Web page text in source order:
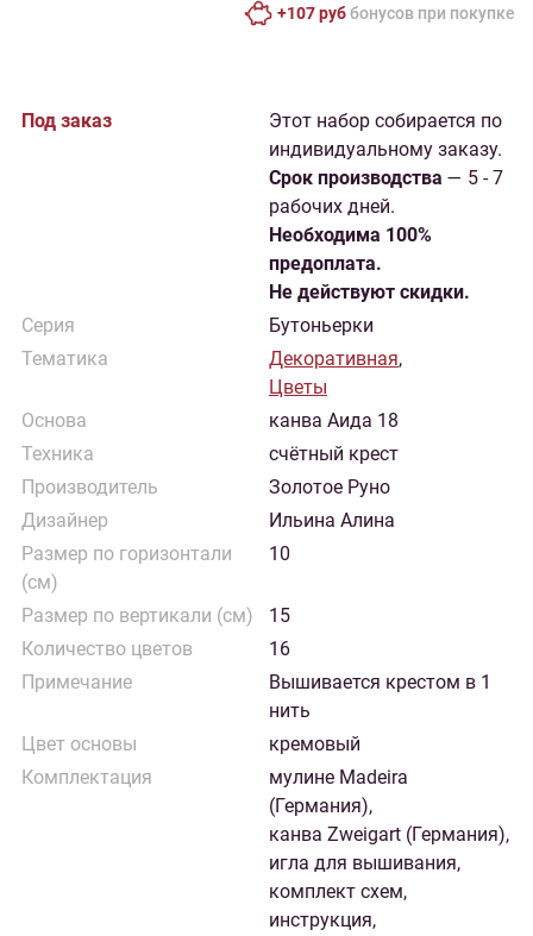
+107 руббонусов при покупке
Под заказ
Этот набор собирается по
индивидуальному заказу.
Cрок производства — 5 - 7
рабочих дней.
Необходима 100%
предоплата.
Не действуют скидки.
Серия
Бутоньерки
Тематика
Декоративная,
Цветы
Основа
канва Аида 18
Техника
счётный крест
Производитель
Золотое Руно
Дизайнер
Ильина Алина
Размер по горизонтали
(см)
10
Размер по вертикали (см)
15
Количество цветов
16
Примечание
Вышивается крестом в 1
нить
Цвет основы
кремовый
Комплектация
мулине Madeira
(Германия),
канва Zweigart (Германия),
игла для вышивания,
комплект схем,
инструкция,